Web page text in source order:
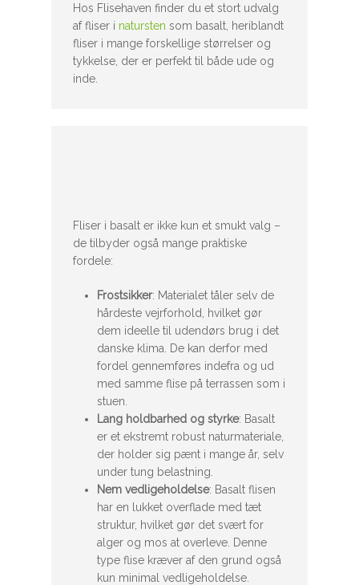
Hos Flisehaven finder du et stort udvalg
af fliser i natursten som basalt, heriblandt
fliser i mange forskellige størrelser og
tykkelse, der er perfekt til både ude og
inde.
Fliser i basalt er ikke kun et smukt valg –
de tilbyder også mange praktiske
fordele:
Frostsikker: Materialet tåler selv de
hårdeste vejrforhold, hvilket gør
dem ideelle til udendørs brug i det
danske klima. De kan derfor med
fordel gennemføres indefra og ud
med samme flise på terrassen som i
stuen.
Lang holdbarhed og styrke: Basalt
er et ekstremt robust naturmateriale,
der holder sig pænt i mange år, selv
under tung belastning.
Nem vedligeholdelse: Basalt flisen
har en lukket overflade med tæt
struktur, hvilket gør det svært for
alger og mos at overleve. Denne
type flise kræver af den grund også
kun minimal vedligeholdelse.